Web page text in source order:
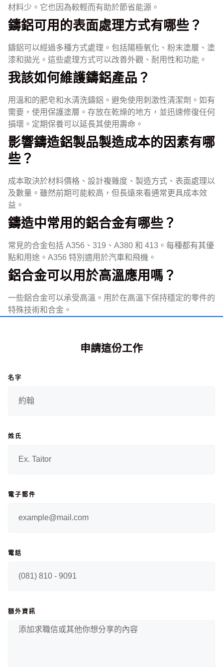
材料少。它也因為較輕而有助於節省能源。
鑄鋁可用的表面處理方式有哪些？
鑄鋁可以經過多種方式處理。包括陽極氧化、粉末塗層、塗
漆和拋光。這些處理方式可以改善外觀、耐用性和功能。
我該如何維護鑄鋁產品？
用溫和的肥皂和水清洗鑄鋁。避免使用刺激性清潔劑。如有
需要，使用保護塗層。存放在乾燥的地方，並迅速修復任何
損壞。定期保養可以延長其使用壽命。
影響鑄造鋁製品製造成本的因素有哪
些？
成本取決於材料價格、設計複雜度、製造方式、表面處理以
及數量。雖然前期可能較高，但長遠來看通常更具成本效
益。
鑄造中常用的鋁合金有哪些？
常見的合金包括 A356、319、A380 和 413。每種都有其優
點和用途。A356 特別適用於汽車和飛機。
鋁合金可以用於高溫應用嗎？
一些鋁合金可以承受高溫。用於在高溫下保持穩定的零件的
特殊技術和合金。
申請這份工作
名字
姓氏
電子郵件
電話
額外資訊